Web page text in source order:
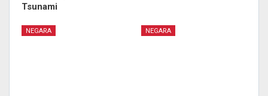
Tsunami
NEGARA NEGARA